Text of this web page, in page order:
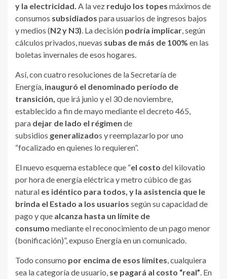
y la electricidad. A la vez redujo los topes máximos de
consumos subsidiados para usuarios de ingresos bajos
y medios (N2 y N3). La decisión podría implicar, según
cálculos privados, nuevas subas de más de 100% en las
boletas invernales de esos hogares.
Así, con cuatro resoluciones de la Secretaría de
Energía, inauguró el denominado período de
transición, que irá junio y el 30 de noviembre,
establecido a fin de mayo mediante el decreto 465,
para dejar de lado el régimen de
subsidios generalizados y reemplazarlo por uno
“focalizado en quienes lo requieren”.
El nuevo esquema establece que “el costo del kilovatio
por hora de energía eléctrica y metro cúbico de gas
natural es idéntico para todos, y la asistencia que le
brinda el Estado a los usuarios según su capacidad de
pago y que alcanza hasta un límite de
consumo mediante el reconocimiento de un pago menor
(bonificación)”, expuso Energía en un comunicado.
Todo consumo por encima de esos límites, cualquiera
sea la categoría de usuario, se pagará al costo “real”. En